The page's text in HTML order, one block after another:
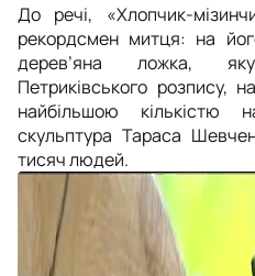
До речі, «Хлопчик-
рекордсмен митця: на
дерев’яна ложка,
Петриківського розпису,
найбільшою
скульптура Тараса
тисяч людей.